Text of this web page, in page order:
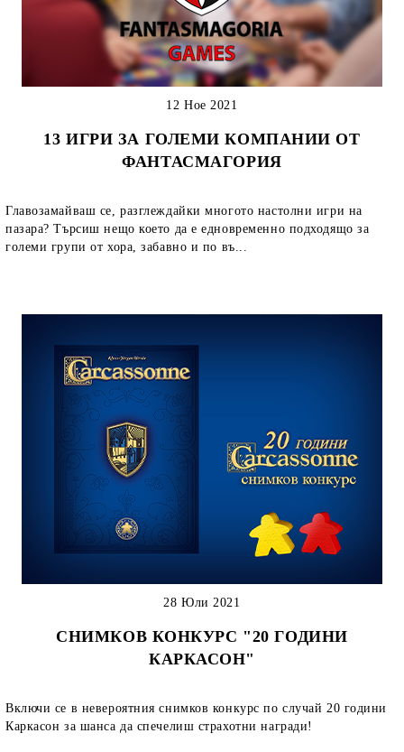
13 ИГРИ ЗА ГОЛЕМИ КОМПАНИИ ОТ
ФАНТАСМАГОРИЯ
12 Ное 2021
Главозамайваш се, разглеждайки многото настолни игри на
пазара? Търсиш нещо което да е едновременно подходящо за
големи групи от хора, забавно и по въ...
СНИМКОВ КОНКУРС "20 ГОДИНИ
КАРКАСОН"
28 Юли 2021
Включи се в невероятния снимков конкурс по случай 20 години
Каркасон за шанса да спечелиш страхотни награди!